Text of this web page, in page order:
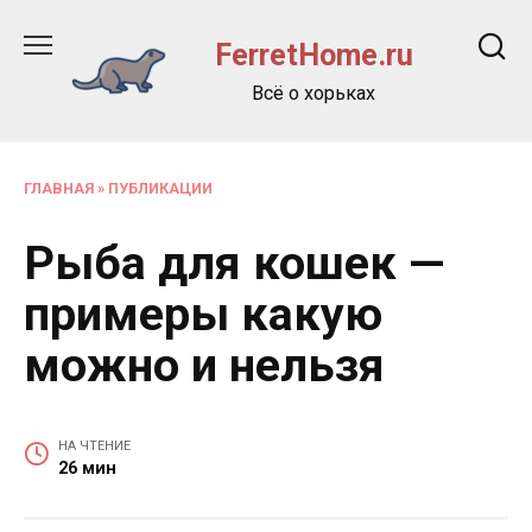
содержанию
FerretHome.ru
Всё о хорьках
ГЛАВНАЯ » ПУБЛИКАЦИИ
Рыба для кошек —
примеры какую
можно и нельзя
НА ЧТЕНИЕ
26 мин